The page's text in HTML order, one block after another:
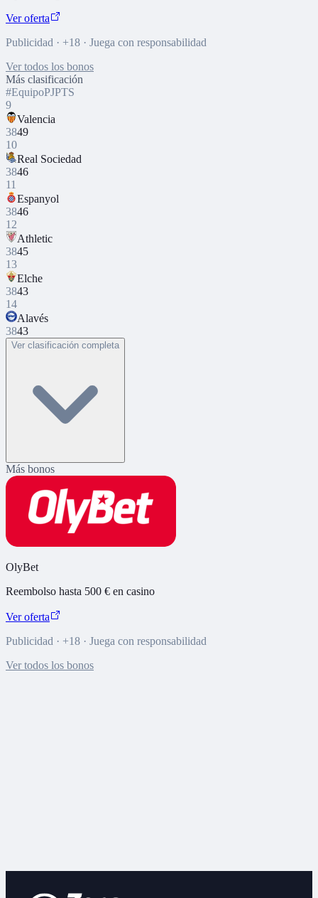
Ver oferta
Publicidad · +18 · Juega con responsabilidad
Ver todos los bonos
Más clasificación
#EquipoPJPTS
9
Valencia
3849
10
Real Sociedad
3846
11
Espanyol
3846
12
Athletic
3845
13
Elche
3843
14
Alavés
3843
Ver clasificación completa
Más bonos
OlyBet
Reembolso hasta 500 € en casino
Ver oferta
Publicidad · +18 · Juega con responsabilidad
Ver todos los bonos